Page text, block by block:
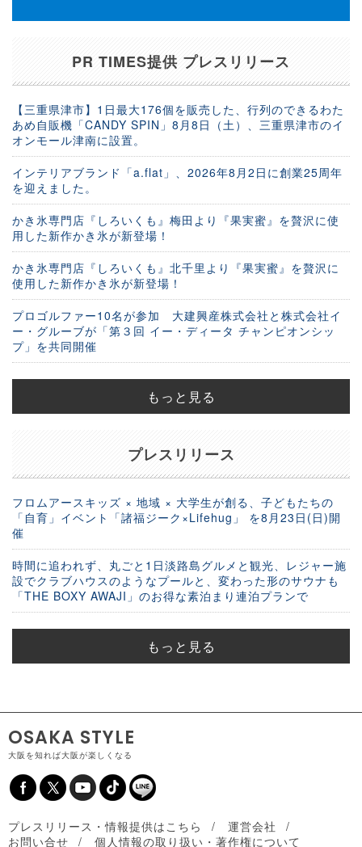
PR TIMES提供 プレスリリース
【三重県津市】1日最大176個を販売した、行列のできるわた
あめ自販機「CANDY SPIN」8月8日（土）、三重県津市のイ
オンモール津南に設置。
インテリアブランド「a.flat」、2026年8月2日に創業25周年
を迎えました。
かき氷専門店『しろいくも』梅田より『果実蜜』を贅沢に使
用した新作かき氷が新登場！
かき氷専門店『しろいくも』北千里より『果実蜜』を贅沢に
使用した新作かき氷が新登場！
プロゴルファー10名が参加 大建興産株式会社と株式会社イ
ー・グルーブが「第３回 イー・ディータ チャンピオンシッ
プ」を共同開催
もっと見る
プレスリリース
フロムアースキッズ × 地域 × 大学生が創る、子どもたちの
「自育」イベント「諸福ジーク×Lifehug」 を8月23日(日)開
催
時間に追われず、丸ごと1日淡路島グルメと観光、レジャー施
設でクラブハウスのようなプールと、変わった形のサウナも
「THE BOXY AWAJI」のお得な素泊まり連泊プランで
もっと見る
OSAKA STYLE
大阪を知れば大阪が楽しくなる
プレスリリース・情報提供はこちら
運営会社
お問い合せ
個人情報の取り扱い・著作権について